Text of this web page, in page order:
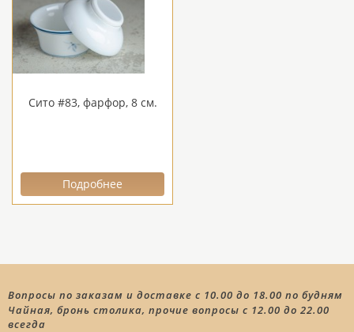
Сито #83, фарфор, 8 см.
Подробнее
Вопросы по заказам и доставке с 10.00 до 18.00 по будням
Чайная, бронь столика, прочие вопросы с 12.00 до 22.00
всегда